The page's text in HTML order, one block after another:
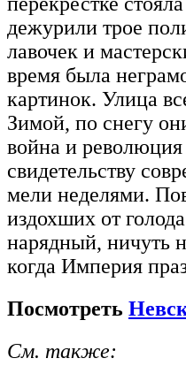
дежурили трое
лавочек и
время была
картинок. Улица
Зимой, по снегу
война и
свидетельству
мели неделями.
издохших от
нарядный, ничуть
когда Империя
Посмотреть
См. также: